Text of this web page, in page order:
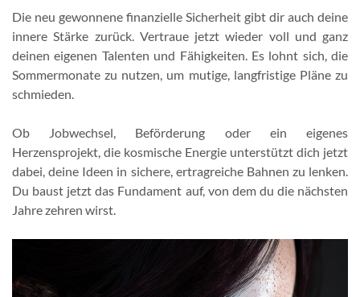
Die neu gewonnene finanzielle Sicherheit gibt dir auch deine
innere Stärke zurück. Vertraue jetzt wieder voll und ganz
deinen eigenen Talenten und Fähigkeiten. Es lohnt sich, die
Sommermonate zu nutzen, um mutige, langfristige Pläne zu
schmieden.
Ob Jobwechsel, Beförderung oder ein eigenes
Herzensprojekt, die kosmische Energie unterstützt dich jetzt
dabei, deine Ideen in sichere, ertragreiche Bahnen zu lenken.
Du baust jetzt das Fundament auf, von dem du die nächsten
Jahre zehren wirst.